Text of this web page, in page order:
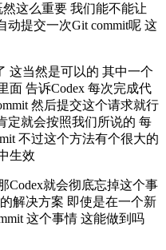
这么重要 我们能不能让
动提交一次Git commit呢 这
这当然是可以的 其中一个
面 告诉Codex 每次完成代
然后提交这个请求就行
定就会按照我们所说的 每
不过这个方法有个很大的
生效
Codex就会彻底忘掉这个事
解决方案 即使是在一个新
这个事情 这能做到吗